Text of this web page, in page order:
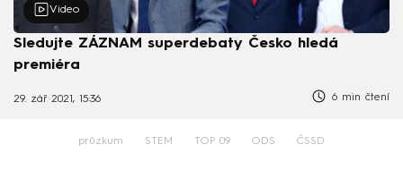
Video
Sledujte ZÁZNAM superdebaty Česko hledá
premiéra
29. zář 2021, 15:36 6 min čtení
průzkum STEM TOP 09 ODS ČSSD